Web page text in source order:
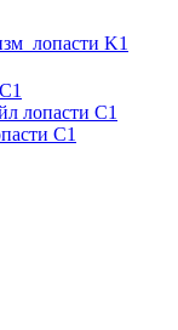
K1
лопасти C1
C1